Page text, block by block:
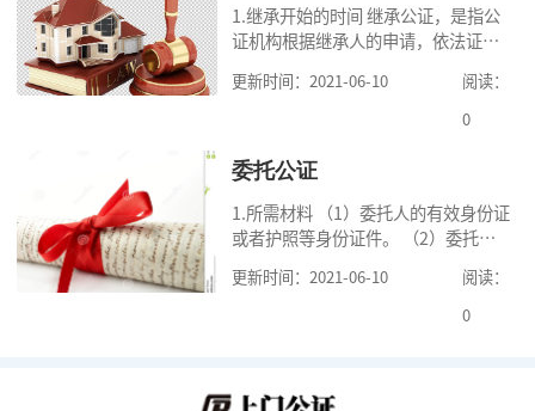
1.继承开始的时间 继承公证，是指公
证机构根据继承人的申请，依法证明
国《民法典》第一千一百二十一条规
定，继承从被继承人死亡时开始。 2.
更新时间：2021-06-10
阅读：
0
委托公证
1.所需材料 （1）委托人的有效身份证
或者护照等身份证件。 （2）委托人
人提供《常住人口登记卡》本人页原
件及经过户籍所在单位盖章的首页复
更新时间：2021-06-10
阅读：
0